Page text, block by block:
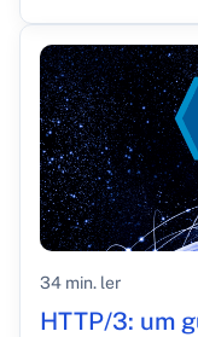
34 min. ler
HTTP/3: um